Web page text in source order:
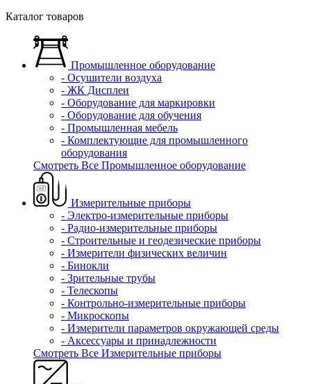
Каталог товаров
Промышленное оборудование
- Осушители воздуха
- ЖК Дисплеи
- Оборудование для маркировки
- Оборудование для обучения
- Промышленная мебель
- Комплектующие для промышленного
оборудования
Смотреть Все Промышленное оборудование
Измерительные приборы
- Электро-измерительные приборы
- Радио-измерительные приборы
- Строительные и геодезические приборы
- Измерители физических величин
- Бинокли
- Зрительные трубы
- Телескопы
- Контрольно-измерительные приборы
- Микроскопы
- Измерители параметров окружающей среды
- Аксессуары и принадлежности
Смотреть Все Измерительные приборы